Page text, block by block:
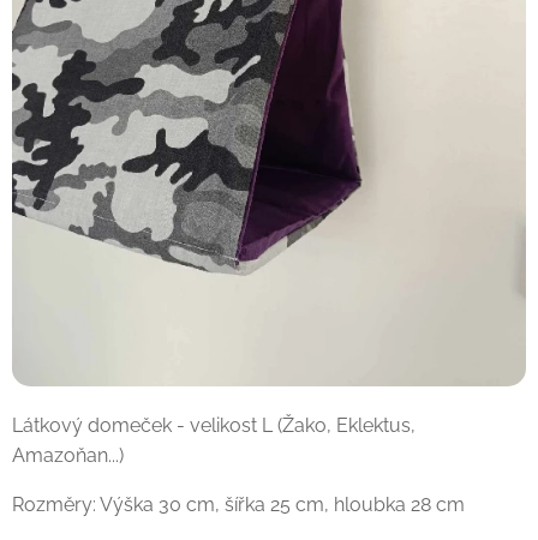
Látkový domeček - velikost L (Žako, Eklektus,
Amazoňan...)
Rozměry: Výška 30 cm, šířka 25 cm, hloubka 28 cm